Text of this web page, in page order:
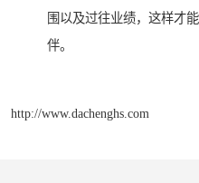
围以及过往业绩，这样才
伴。
http://www.dachenghs.com